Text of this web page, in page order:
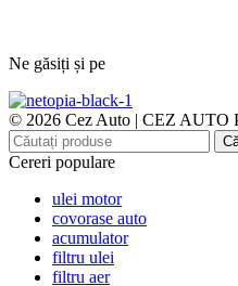
Ne găsiți și pe
© 2026 Cez Auto | CEZ AUTO
Cereri populare
ulei motor
covorase auto
acumulator
filtru ulei
filtru aer